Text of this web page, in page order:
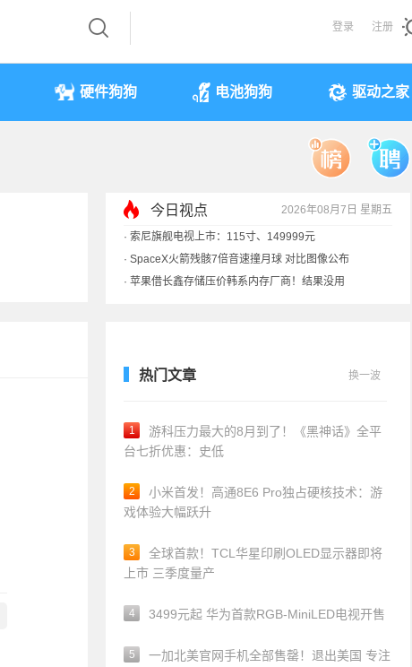
登录 注册
硬件狗狗 电池狗狗 驱动之家
今日视点 2026年08月7日 星期五
· 索尼旗舰电视上市：115寸、149999元
· SpaceX火箭残骸7倍音速撞月球 对比图像公布
· 苹果借长鑫存储压价韩系内存厂商！结果没用
热门文章 换一波
1
游科压力最大的8月到了！《黑神话》全平
台七折优惠：史低
2
小米首发！高通8E6 Pro独占硬核技术：游
戏体验大幅跃升
3
全球首款！TCL华星印刷OLED显示器即将
上市 三季度量产
4 3499元起 华为首款RGB-MiniLED电视开售
5
一加北美官网手机全部售罄！退出美国 专注